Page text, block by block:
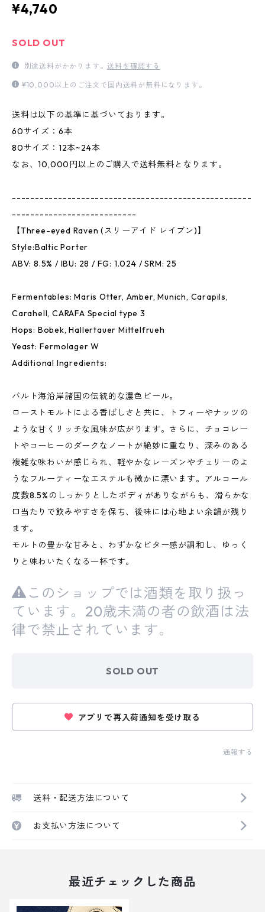
¥4,740
SOLD OUT
別途送料がかかります。送料を確認する
¥10,000以上のご注文で国内送料が無料になります。
送料は以下の基準に基づいております。
60サイズ：6本
80サイズ：12本~24本
なお、10,000円以上のご購入で送料無料となります。
----------------------------------------------------
---------------------------
【Three-eyed Raven (スリーアイド レイブン)】
Style:Baltic Porter
ABV: 8.5% / IBU: 28 / FG: 1.024 / SRM: 25
Fermentables: Maris Otter, Amber, Munich, Carapils,
Carahell, CARAFA Special type 3
Hops: Bobek, Hallertauer Mittelfrueh
Yeast: Fermolager W
Additional Ingredients:
バルト海沿岸諸国の伝統的な濃色ビール。
ローストモルトによる香ばしさと共に、トフィーやナッツの
ような甘くリッチな風味が広がります。さらに、チョコレー
トやコーヒーのダークなノートが絶妙に重なり、深みのある
複雑な味わいが感じられ、軽やかなレーズンやチェリーのよ
うなフルーティーなエステルも微かに漂います。アルコール
度数8.5%のしっかりとしたボディがありながらも、滑らかな
口当たりで飲みやすさを保ち、後味には心地よい余韻が残り
ます。
モルトの豊かな甘みと、わずかなビター感が調和し、ゆっく
りと味わいたくなる一杯です。
このショップでは酒類を取り扱っ
ています。20歳未満の者の飲酒は法
律で禁止されています。
SOLD OUT
アプリで再入荷通知を受け取る
通報する
送料・配送方法について
お支払い方法について
最近チェックした商品